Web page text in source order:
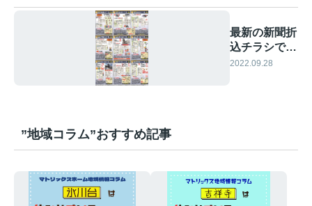
最新の新聞折
込チラシで
す！②
2022.09.28
”地域コラム”おすすめ記事